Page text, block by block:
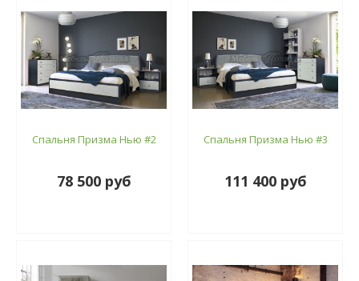
Спальня Призма Нью #2
78 500 руб
Спальня Призма Нью #3
111 400 руб